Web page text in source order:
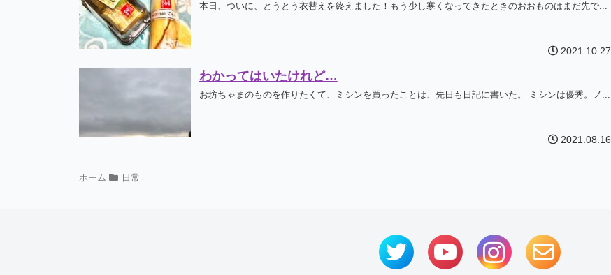
本日、ついに、とうとう衣替えを終えました！もう少し寒くなってきたときのおおものはまだ先で...
2021.10.27
わかってはいたけれど…
お坊ちゃまのものを作りたくて、ミシンを買ったことは、先日も日記に書いた。 ミシンは優秀。ノ...
2021.08.16
ホーム 日常